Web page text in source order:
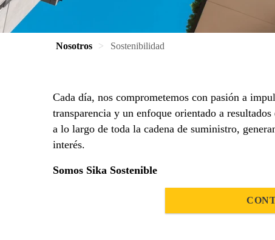
Nosotros Sostenibilidad
Cada día, nos comprometemos con pasión a
transparencia y un enfoque orientado a
a lo largo de toda la cadena de suministro,
interés.
Somos Sika Sostenible